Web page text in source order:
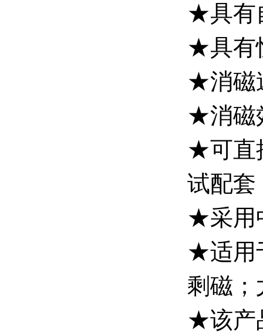
★具有
★具有
★消磁
★消磁
★可直
试配套
★采用
★适用
剩磁；
★该产